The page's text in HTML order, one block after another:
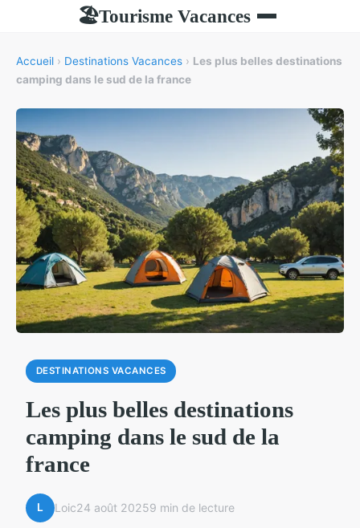
🏖Tourisme Vacances
Accueil › Destinations Vacances › Les plus belles destinations
camping dans le sud de la france
DESTINATIONS VACANCES
Les plus belles destinations
camping dans le sud de la
france
L Loic24 août 20259 min de lecture